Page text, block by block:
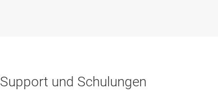
Support und Schulungen